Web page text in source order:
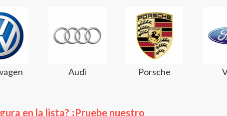
Audi Porsche
en la lista? ¡Pruebe nuestro